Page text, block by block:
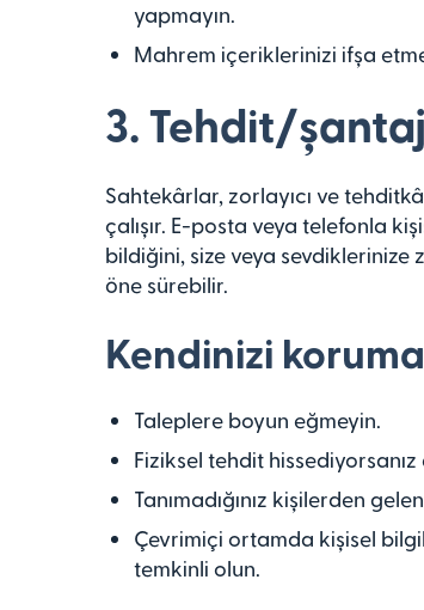
yapmayın.
Mahrem içeriklerinizi ifşa
3. Tehdit/
Sahtekârlar, zorlayıcı ve
çalışır. E-posta veya telefonla
bildiğini, size veya sevdiklerinize
öne sürebilir.
Kendinizi
Taleplere boyun eğmeyin.
Fiziksel tehdit
Tanımadığınız kişilerden
Çevrimiçi ortamda kişisel
temkinli olun.